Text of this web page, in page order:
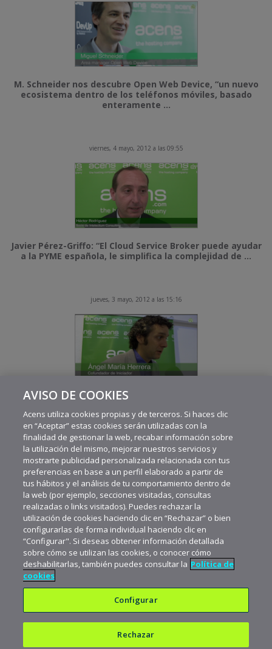
M. Schneider nos descubre Open Web Device, “un nuevo
ecosistema dentro de los teléfonos móviles, basado
enteramente ...
viernes, 4 mayo, 2012 a las 09:55
Javier Pérez-Griffo: “El Cloud Service Broker puede ayudar
a la PYME española, le simplifica la complejidad de ...
jueves, 3 mayo, 2012 a las 15:16
Ángel María Herrera: “El Leitmotiv de Iniciador durante
Política de privacidad
AVISO DE COOKIES
Acens utiliza cookies propias y de terceros. Si haces clic
en “Aceptar” estas cookies serán utilizadas con la
finalidad de gestionar la web, recabar información sobre
la utilización del mismo, mejorar nuestros servicios y
mostrarte publicidad personalizada relacionada con tus
preferencias en base a un perfil elaborado a partir de
tus hábitos y el análisis de tu comportamiento dentro de
la web (por ejemplo, secciones visitadas, consultas
realizadas o links visitados). Puedes rechazar la
utilización de cookies haciendo clic en “Rechazar” o bien
configurarlas de forma individual haciendo clic en
“Configurar". Si deseas obtener información detallada
sobre cómo se utilizan las cookies, o conocer cómo
deshabilitarlas, también puedes consultar la Política de
cookies
Configurar
Rechazar